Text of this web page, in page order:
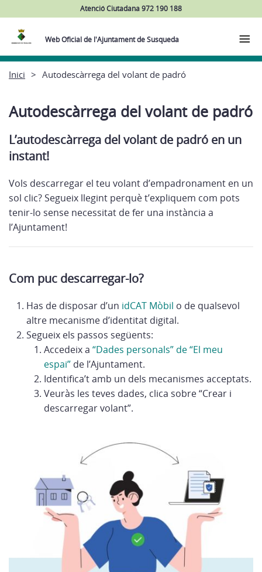
Atenció Ciutadana 972 190 188
Web Oficial de l'Ajuntament de Susqueda
Inici Autodescàrrega del volant de padró
Autodescàrrega del volant de padró
L’autodescàrrega del volant de padró en un
instant!
Vols descarregar el teu volant d’empadronament en un
sol clic? Segueix llegint perquè t’expliquem com pots
tenir-lo sense necessitat de fer una instància a
l’Ajuntament!
Com puc descarregar-lo?
Has de disposar d’un idCAT Mòbil o de qualsevol
altre mecanisme d’identitat digital.
Segueix els passos següents:
Accedeix a “Dades personals” de “El meu
espai” de l’Ajuntament.
Identifica’t amb un dels mecanismes acceptats.
Veuràs les teves dades, clica sobre “Crear i
descarregar volant”.